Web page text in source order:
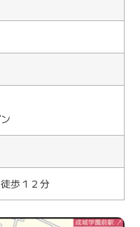
歩１２分